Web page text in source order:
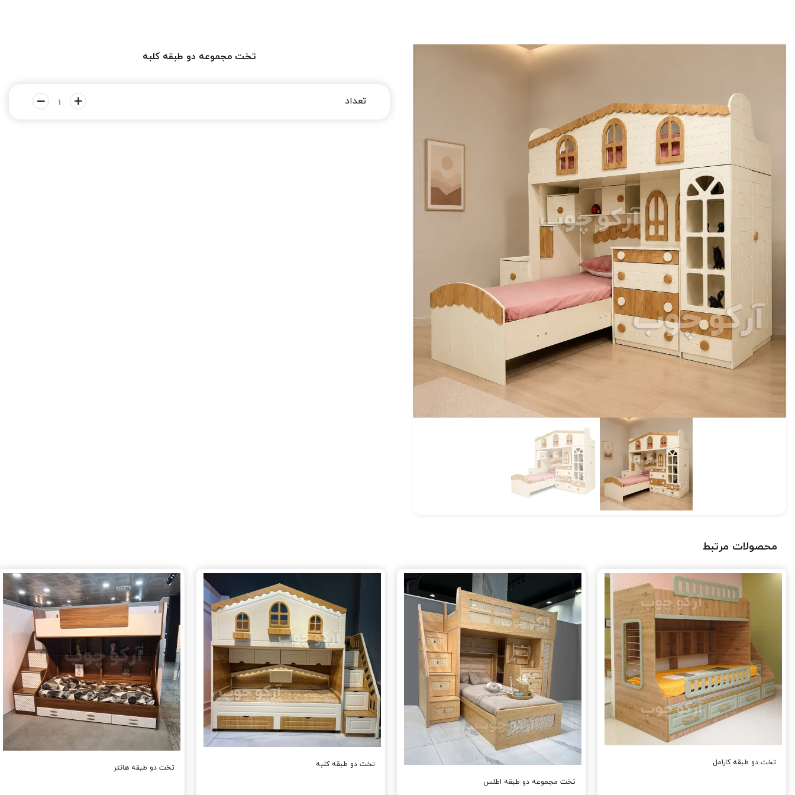
تخت مجموعه دو طبقه کلبه
محصولات مرتبط
تخت دو طبقه کارامل
تخت مجموعه دو طبقه اطلس
تخت دو طبقه کلبه تخت دو طبقه هانتر